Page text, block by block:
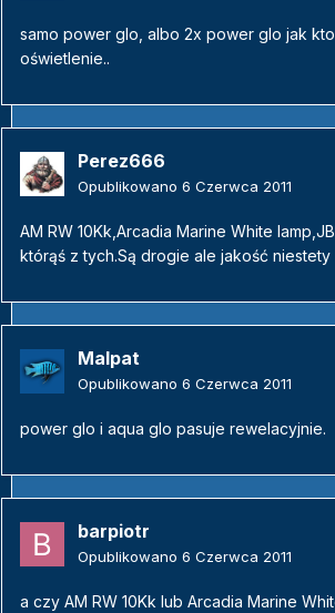
samo power glo, albo 2x power glo jak
oświetlenie..
Perez666
Opublikowano 6 Czerwca 2011
AM RW 10Kk,Arcadia Marine White
którąś z tych.Są drogie ale jakość niestety
Malpat
Opublikowano 6 Czerwca 2011
power glo i aqua glo pasuje rewelacyjnie.
barpiotr
Opublikowano 6 Czerwca 2011
a czy AM RW 10Kk lub Arcadia Marine